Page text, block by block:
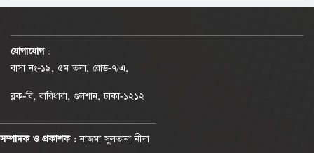
যোগাযোগ :
বাসা নং-১৯, ৫ম তলা, রোড-৭/এ,
ব্লক-বি, বারিধারা, গুলশান, ঢাকা-১২১২
সম্পাদক ও প্রকাশক :নাজমা সুলতানা নীলা